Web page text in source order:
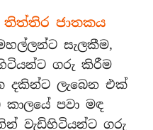
තිත්තිර ජාතකය
සැලකීම,
ගරු කිරීම
දකින්ට ලැබෙන එක්
පවා මඳ
වැඩිහිටියන්ට ගරු